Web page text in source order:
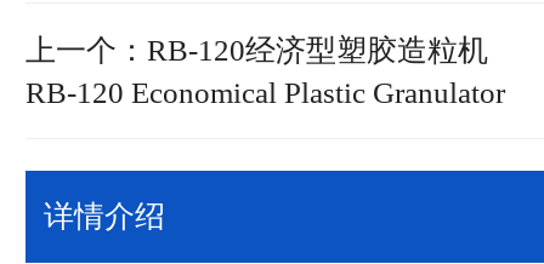
上一个：RB-120经济型塑胶造粒机
RB-120 Economical Plastic Granulator
详情介绍